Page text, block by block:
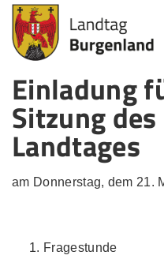
Zum Inhalt
Zum Menü
Zur Suche
Einladung
Sitzung
Landtages
am Donnerstag, dem 21.
Fragestunde